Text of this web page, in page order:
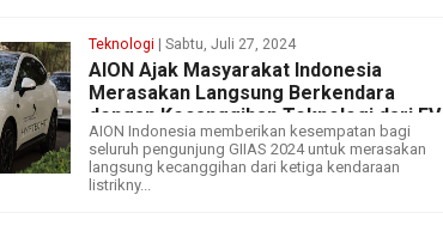
Teknologi | Sabtu, Juli 27, 2024
AION Ajak Masyarakat Indonesia
Merasakan Langsung Berkendara
dengan Kecanggihan Teknologi dari EV
AION
AION Indonesia memberikan kesempatan bagi
seluruh pengunjung GIIAS 2024 untuk merasakan
langsung kecanggihan dari ketiga kendaraan
listrikny...